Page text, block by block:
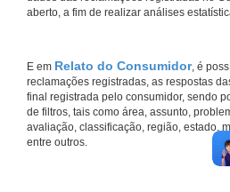
aberto, a fim de realizar análises
E em Relato do Consumidor, é
reclamações registradas, as respostas
final registrada pelo consumidor, sendo
de filtros, tais como área, assunto,
avaliação, classificação, região, estado,
entre outros.